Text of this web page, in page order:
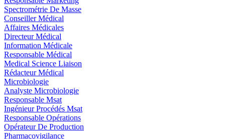
Spectrométrie De Masse
Conseiller Médical
Affaires Médicales
Directeur Médical
Information Médicale
Responsable Médical
Medical Science Liaison
Rédacteur Médical
Microbiologie
Analyste Microbiologie
Responsable Msat
Ingénieur Procédés Msat
Responsable Opérations
Opérateur De Production
Pharmacovigilance